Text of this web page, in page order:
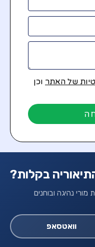
של האתר וכן
בקלות?
נהיגה ובוחנים
וואטסאפ